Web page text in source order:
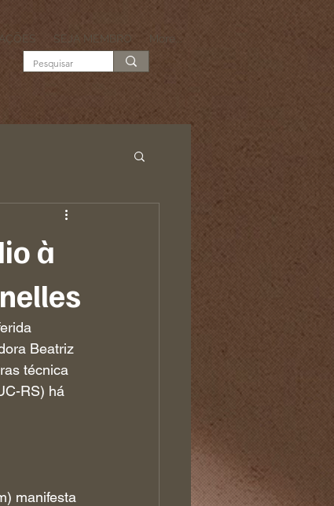
SEJA MEMBRO More...
à
Beatriz
técnica
RS) há
manifesta